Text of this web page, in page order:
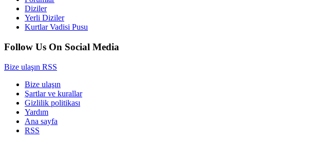
Diziler
Yerli Diziler
Kurtlar Vadisi Pusu
Follow Us On Social Media
Bize ulaşın RSS
Bize ulaşın
Şartlar ve kurallar
Gizlilik politikası
Yardım
Ana sayfa
RSS